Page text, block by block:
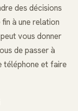
des décisions
à une relation
vous donner
de passer à
téléphone et faire